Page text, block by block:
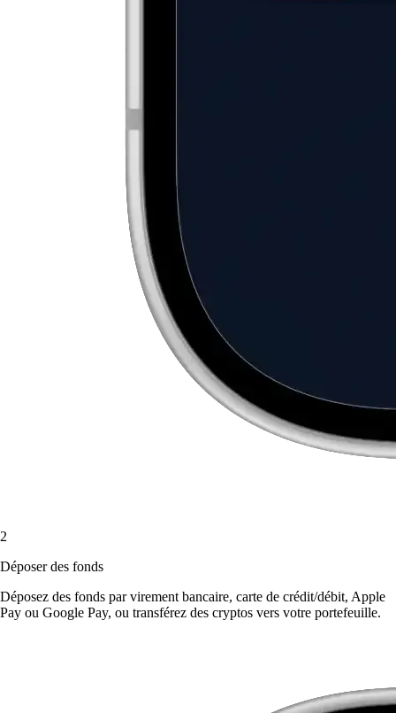
2
Déposer des fonds
Déposez des fonds par virement bancaire, carte de crédit/débit, Apple
Pay ou Google Pay, ou transférez des cryptos vers votre portefeuille.